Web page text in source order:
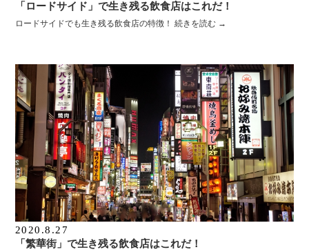
「ロードサイド」で生き残る飲食店はこれだ！
ロードサイドでも生き残る飲食店の特徴！ 続きを読む →
2020.8.27
「繁華街」で生き残る飲食店はこれだ！